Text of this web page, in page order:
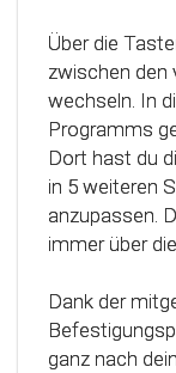
Über die
zwischen den
wechseln. In
Programms
Dort hast du
in 5 weiteren
anzupassen.
immer über
Dank der
ganz nach
Technologie
Fahrzeuges
werden.